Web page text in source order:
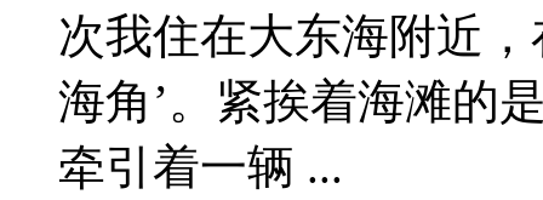
次我住在大东海附近
海角’。紧挨着海滩的
牵引着一辆 ...